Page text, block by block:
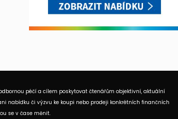
péčí a cílem poskytovat čtenářům objektivní, aktuální
nabídku či výzvu ke koupi nebo prodeji konkrétních finančních
se v čase měnit.